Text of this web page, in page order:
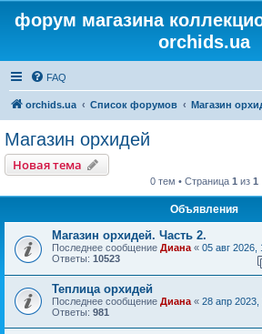
форум магазина
orchids.ua
FAQ
orchids.ua Список форумов Магазин
Магазин орхидей
Новая тема
0 тем • Страница 1 из 1
Объявления
Магазин орхидей. Часть 2.
Последнее сообщение Диана « 05 авг 2026,
Ответы: 10523
Теплица орхидей
Последнее сообщение Диана « 28 апр 2023,
Ответы: 981